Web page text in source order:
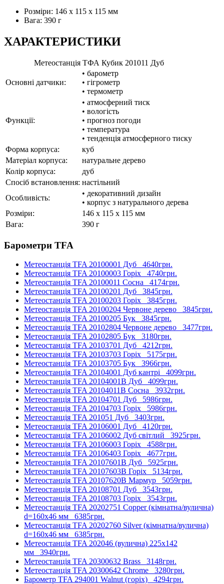
Розміри: 146 х 115 х 115 мм
Вага: 390 г
ХАРАКТЕРИСТИКИ
Метеостанція ТФА Кубик 201011 Дуб
Основні датчики:
• барометр
• гігрометр
• термометр
Функції:
• атмосферний тиск
• вологість
• прогноз погоди
• температура
• тенденція атмосферного тиску
Форма корпуса:
куб
Матеріал корпуса:
натуральне дерево
Колір корпуса:
дуб
Спосіб встановлення: настільний
Особливість:
• декоративний дизайн
• корпус з натурального дерева
Розміри:
146 x 115 x 115 мм
Вага:
390 г
Барометри TFA
Метеостанція TFA 20100001 Дуб 4640грн.
Метеостанція TFA 20100003 Горіх 4740грн.
Метеостанція TFA 20100011 Сосна 4174грн.
Метеостанція TFA 20100201 Дуб 3845грн.
Метеостанція TFA 20100203 Горіх 3845грн.
Метеостанція TFA 20100204 Червоне дерево 3845грн.
Метеостанція TFA 20100205 Бук 3845грн.
Метеостанція TFA 20102804 Червоне дерево 3477грн.
Метеостанція TFA 20102805 Бук 3180грн.
Метеостанція TFA 20103701 Дуб 4212грн.
Метеостанція TFA 20103703 Горіх 5175грн.
Метеостанція TFA 20103705 Бук 3966грн.
Метеостанція TFA 20104001 Дуб кантрі 4099грн.
Метеостанція TFA 20104001B Дуб 4099грн.
Метеостанція TFA 20104011B Сосна 3932грн.
Метеостанція TFA 20104701 Дуб 5986грн.
Метеостанція TFA 20104703 Горіх 5986грн.
Метеостанція TFA 201051 Дуб 3403грн.
Метеостанція TFA 20106001 Дуб 4120грн.
Метеостанція TFA 20106002 Дуб світлий 3925грн.
Метеостанція TFA 20106003 Горіх 4588грн.
Метеостанція TFA 20106403 Горіх 4677грн.
Метеостанція TFA 20107601B Дуб 5925грн.
Метеостанція TFA 20107603B Горіх 5134грн.
Метеостанція TFA 20107620B Мармур 5059грн.
Метеостанція TFA 20108701 Дуб 3543грн.
Метеостанція TFA 20108703 Горіх 3543грн.
Метеостанція TFA 20202751 Copper (кімнатна/вулична)
d=160х46 мм 6385грн.
Метеостанція TFA 20202760 Silver (кімнатна/вулична)
d=160х46 мм 6385грн.
Метеостанція TFA 202046 (вулична) 225x142
мм 3940грн.
Метеостанція TFA 20300632 Brass 3148грн.
Метеостанція TFA 20300642 Chrome 3280грн.
Барометр TFA 294001 Walnut (горіх) 4294грн.